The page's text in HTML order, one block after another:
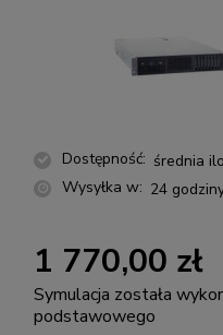
Dostępność: średnia
Wysyłka w: 24
1 770,00 zł
Symulacja została
podstawowego